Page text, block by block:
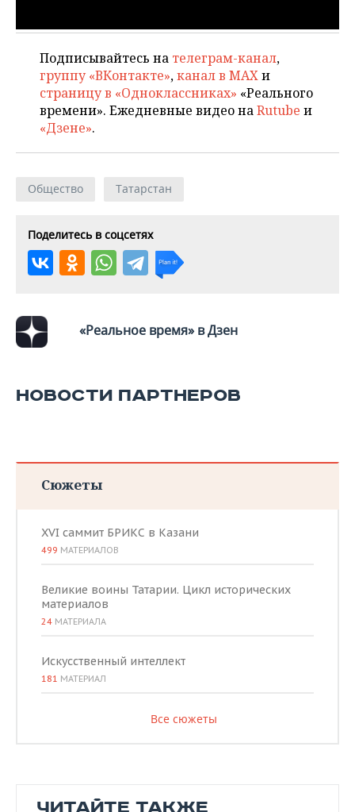
Подписывайтесь на телеграм-канал,
группу «ВКонтакте»,канал в MAXи
страницу в «Одноклассниках» «Реального
времени». Ежедневные видео наRutube и
«Дзене».
Общество Татарстан
Поделитесь в соцсетях
«Реальное время» в Дзен
НОВОСТИ ПАРТНЕРОВ
Сюжеты
XVI саммит БРИКС в Казани
499 МАТЕРИАЛОВ
Великие воины Татарии. Цикл исторических
материалов
24 МАТЕРИАЛА
Искусственный интеллект
181 МАТЕРИАЛ
Все сюжеты
ЧИТАЙТЕ ТАКЖЕ